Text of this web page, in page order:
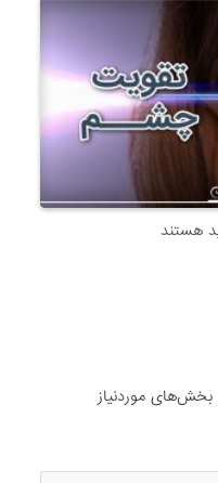
هستند
بخش‌های موردنیاز